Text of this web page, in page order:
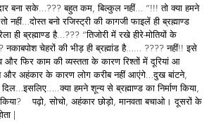
बना सके…??? बहुत कम, बिल्कुल नहीं… “!!! तो क्या हमने
नहीं…दोस्त बनो रजिस्ट्री की कागजी फाइलें ही ब्रह्माण्ड
ही ब्रह्माण्ड है…??? “तिजोरी में रखे हीरे-मोतियों के
चेहरों की भीड़ ही ब्रह्मांड है…… ???? नहीं!! इसे
और फिर काम की व्यस्तता के कारण रिश्तों में दूरियां आ
और अहंकार के कारण लोग करीब नहीं आएंगे…दुख बांटने,
हमने शून्य से ब्रह्माण्ड का निर्माण किया,
किया? पढ़ो, सोचो, अहंकार छोड़ो, मानवता बचाओ। दूसरों के
|